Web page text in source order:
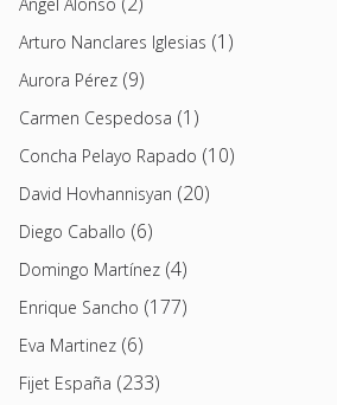
Arturo Nanclares Iglesias (1)
Aurora Pérez (9)
Carmen Cespedosa (1)
Concha Pelayo Rapado (10)
David Hovhannisyan (20)
Diego Caballo (6)
Domingo Martínez (4)
Enrique Sancho (177)
Eva Martinez (6)
Fijet España (233)